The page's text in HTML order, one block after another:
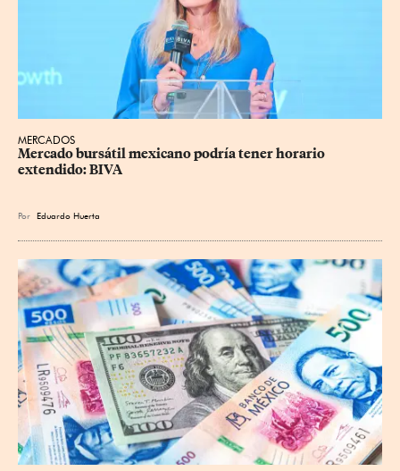
MERCADOS
Mercado bursátil mexicano podría tener horario
extendido: BIVA
Por Eduardo Huerta